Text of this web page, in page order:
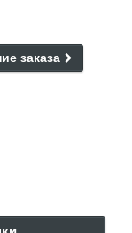
заказа